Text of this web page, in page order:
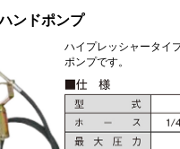
ンドポンプ
ハイプレッシャータイ
ポンプです。